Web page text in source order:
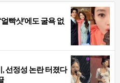
빡샷’에도 굴욕 없
선정성 논란 터졌다